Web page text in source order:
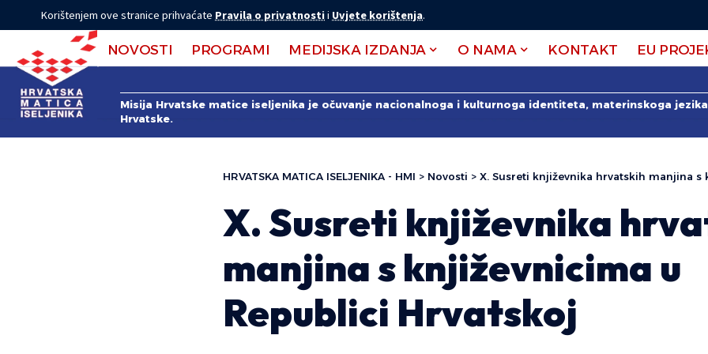
Korištenjem ove stranice prihvaćate Pravila o privatnostii Uvjete korištenja.
NOVOSTI PROGRAMI MEDIJSKA IZDANJA O NAMA KONTAKT EU
Misija Hrvatske matice iseljenika je očuvanje nacionalnoga i kulturnoga identiteta, materinskoga
Hrvatske.
HRVATSKA MATICA ISELJENIKA - HMI > Novosti > X. Susreti književnika hrvatskih manjina s
X. Susreti književnika
manjina s književnicima u
Republici Hrvatskoj